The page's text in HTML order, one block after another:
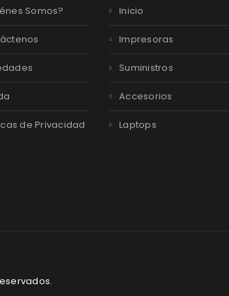
Somos?
de Privacidad
Inicio
Impresoras
Suministros
Accesorios
Laptops